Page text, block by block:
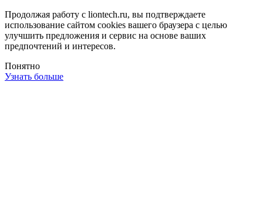
Продолжая работу с liontech.ru, вы подтверждаете
использование сайтом cookies вашего браузера с целью
улучшить предложения и сервис на основе ваших
предпочтений и интересов.
Понятно
Узнать больше